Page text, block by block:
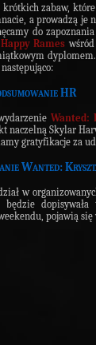
krótkich zabaw,
a prowadzą je
do
Rames
dyplomem.
HR
Wanted:
naczelną Skylar
gratyfikacje za
Wanted:
w
dopisywała
pojawią